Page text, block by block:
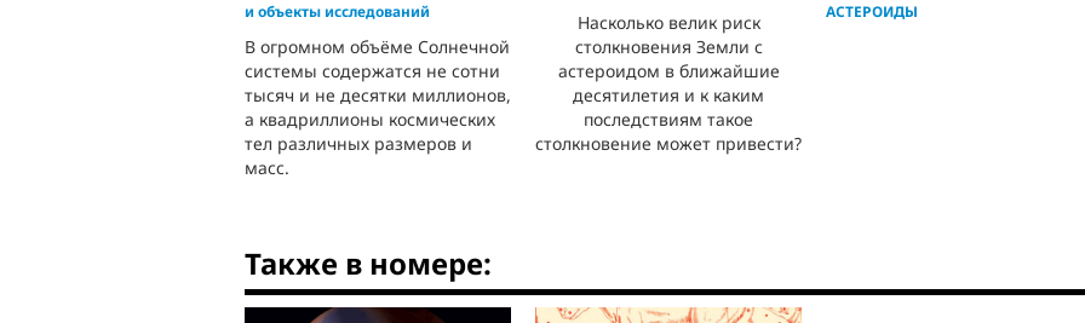
и объекты исследований
В огромном объёме Солнечной
системы содержатся не сотни
тысяч и не десятки миллионов,
а квадриллионы космических
тел различных размеров и
масс.
Насколько велик риск
столкновения Земли с
астероидом в ближайшие
десятилетия и к каким
последствиям такое
столкновение может привести?
АСТЕРОИДЫ
Также в номере: